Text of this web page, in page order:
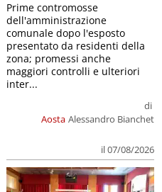
Aosta
di
Alessandro Bianchet
il 07/08/2026
Prime contromosse
dell'amministrazione
comunale dopo l'esposto
presentato da residenti della
zona; promessi anche
maggiori controlli e ulteriori
inter...